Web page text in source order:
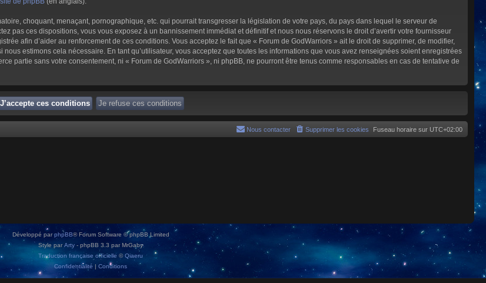
choquant, menaçant, pornographique, etc. qui pourrait transgresser la législation de votre pays, du pays dans lequel le serveur de
pas ces dispositions, vous vous exposez à un bannissement immédiat et définitif et nous nous réservons le droit d’avertir votre fournisseur
afin d’aider au renforcement de ces conditions. Vous acceptez le fait que « Forum de GodWarriors » ait le droit de supprimer, de modifier,
estimons cela nécessaire. En tant qu’utilisateur, vous acceptez que toutes les informations que vous avez renseignées soient enregistrées
partie sans votre consentement, ni « Forum de GodWarriors », ni phpBB, ne pourront être tenus comme responsables en cas de tentative de
Fuseau horaire sur UTC+02:00
Supprimer les cookies
Nous contacter
Développé parphpBB® Forum Software © phpBB Limited
Style par Arty - phpBB 3.3 par MrGaby
Traduction française officielle ©Qiaeru
Confidentialité | Conditions